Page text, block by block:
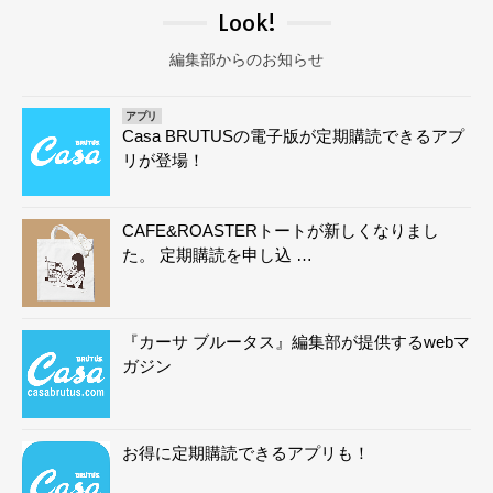
Look!
編集部からのお知らせ
アプリ
Casa BRUTUSの電子版が定期購読できるアプ
リが登場！
CAFE&ROASTERトートが新しくなりまし
た。 定期購読を申し込 …
『カーサ ブルータス』編集部が提供するwebマ
ガジン
お得に定期購読できるアプリも！